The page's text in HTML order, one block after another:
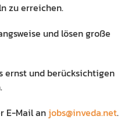
zu erreichen.
und lösen große
ernst und berücksichtigen
E-Mail an jobs@inveda.net.